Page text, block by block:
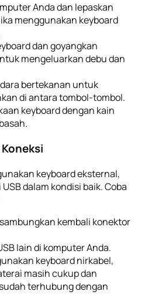
Anda dan lepaskan
menggunakan keyboard
dan goyangkan
mengeluarkan debu dan
bertekanan untuk
di antara tombol-tombol.
keyboard dengan kain
keyboard eksternal,
dalam kondisi baik. Coba
kembali konektor
lain di komputer Anda.
keyboard nirkabel,
masih cukup dan
terhubung dengan